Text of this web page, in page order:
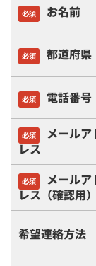
必須 お名前
必須 都道府県
必須 電話番号
必須
メールア
レス
必須
メールア
レス（確認用）
希望連絡方法